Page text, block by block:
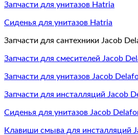
Запчасти для унитазов Hatria
Сиденья для унитазов Hatria
Запчасти для сантехники Jacob
Запчасти для смесителей Jacob
Запчасти для унитазов Jacob
Запчасти для инсталляций Jacob
Сиденья для унитазов Jacob
Клавиши смыва для инсталляций